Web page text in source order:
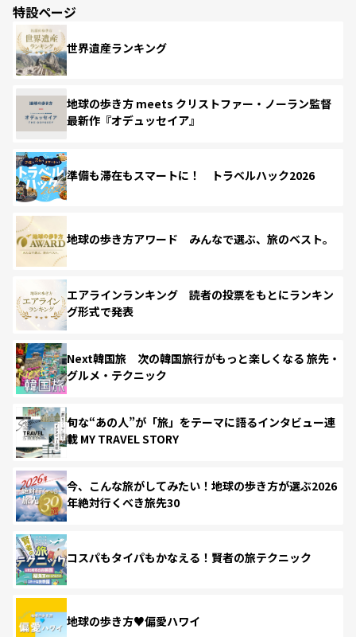
特設ページ
世界遺産ランキング
地球の歩き方 meets クリストファー・ノーラン監督
最新作『オデュッセイア』
準備も滞在もスマートに！ トラベルハック2026
地球の歩き方アワード みんなで選ぶ、旅のベスト。
エアラインランキング 読者の投票をもとにランキン
グ形式で発表
Next韓国旅 次の韓国旅行がもっと楽しくなる 旅先・
グルメ・テクニック
旬な“あの人”が「旅」をテーマに語るインタビュー連
載 MY TRAVEL STORY
今、こんな旅がしてみたい！地球の歩き方が選ぶ2026
年絶対行くべき旅先30
コスパもタイパもかなえる！賢者の旅テクニック
地球の歩き方♥偏愛ハワイ